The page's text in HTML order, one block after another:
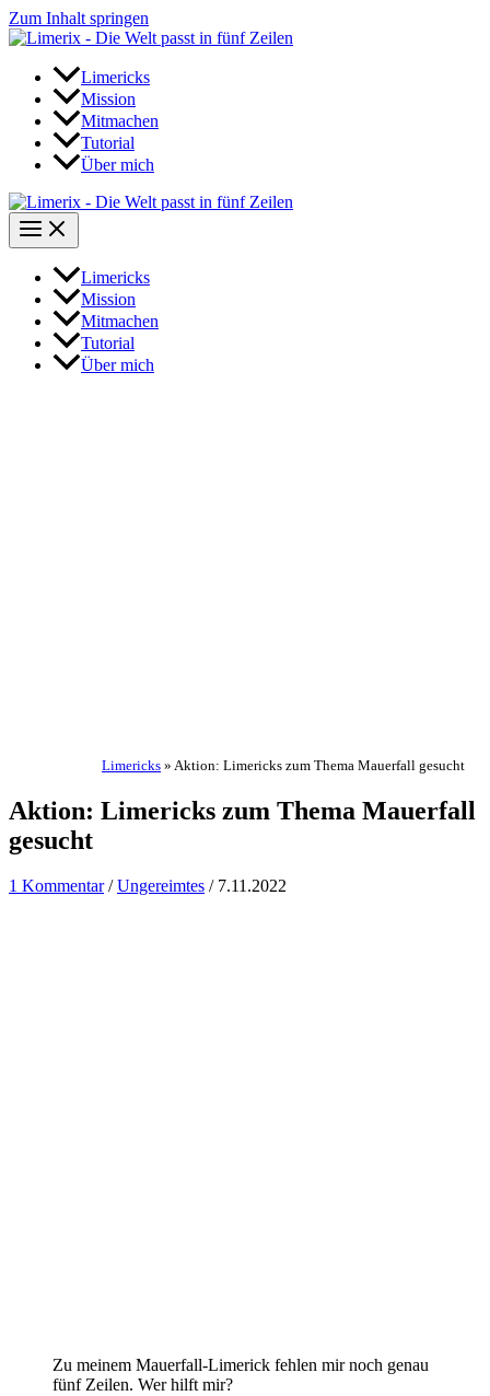
Zum Inhalt springen
Limericks
Mission
Mitmachen
Tutorial
Über mich
Limericks
Mission
Mitmachen
Tutorial
Über mich
Limericks » Aktion: Limericks zum Thema Mauerfall gesucht
Aktion: Limericks zum Thema Mauerfall
gesucht
1 Kommentar /Ungereimtes / 7.11.2022
Zu meinem Mauerfall-Limerick fehlen mir noch genau
fünf Zeilen. Wer hilft mir?